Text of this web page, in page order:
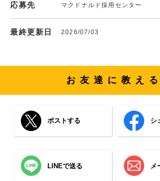
応募先 マクドナルド採用センター
最終更新日 2026/07/03
お友達に教える
ポストする シ
LINEで送る メ